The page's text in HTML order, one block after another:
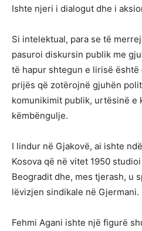
Ishte njeri i dialogut dhe i
Si intelektual, para se të
pasuroi diskursin publik me
të hapur shtegun e lirisë
prijës që zotërojnë gjuhën
komunikimit publik, urtësinë e
këmbëngulje.
I lindur në Gjakovë, ai ishte
Kosova që në vitet 1950
Beogradit dhe, mes tjerash, u
lëvizjen sindikale në Gjermani.
Fehmi Agani ishte një figurë